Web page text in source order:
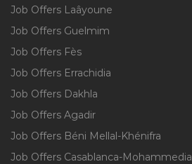
Job Offers Laâyoune
Job Offers Guelmim
Job Offers Fès
Job Offers Errachidia
Job Offers Dakhla
Job Offers Agadir
Job Offers Béni Mellal-Khénifra
Job Offers Casablanca-Mohammedia